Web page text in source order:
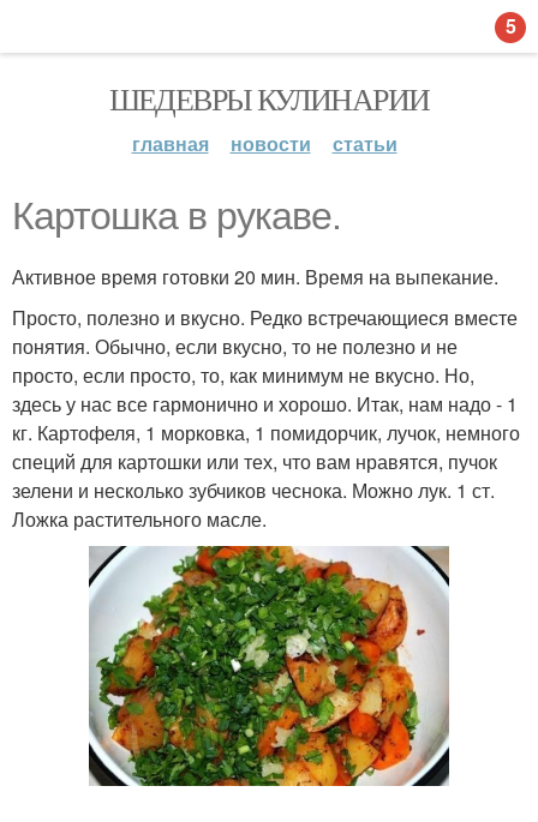
ШЕДЕВРЫ КУЛИНАРИИ
главная новости статьи
Картошка в рукаве.
Активное время готовки 20 мин. Время на выпекание.
Просто, полезно и вкусно. Редко встречающиеся вместе
понятия. Обычно, если вкусно, то не полезно и не
просто, если просто, то, как минимум не вкусно. Но,
здесь у нас все гармонично и хорошо. Итак, нам надо - 1
кг. Картофеля, 1 морковка, 1 помидорчик, лучок, немного
специй для картошки или тех, что вам нравятся, пучок
зелени и несколько зубчиков чеснока. Можно лук. 1 ст.
Ложка растительного масле.
5